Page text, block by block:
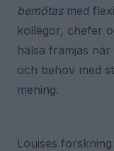
bemötasmed
kollegor, chefer
hälsa främjas
och behov med
mening.
Louises